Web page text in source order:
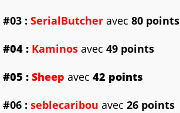
#03 : SerialButcher avec 80 points
#04 : Kaminos avec 49 points
#05 : Sheep avec 42 points
#06 : seblecaribou avec 26 points